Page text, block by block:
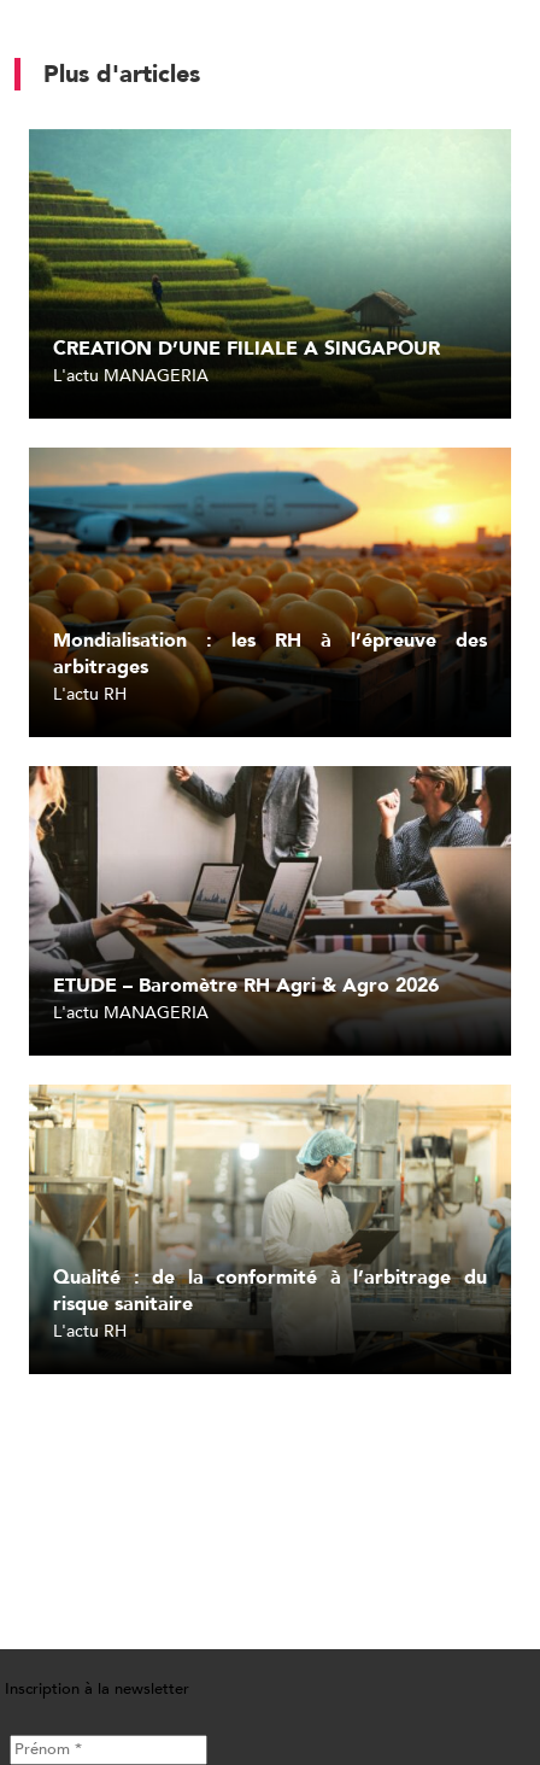
Plus d'articles
L'actu MANAGERIA
CREATION D’UNE FILIALE A SINGAPOUR
L'actu RH
Mondialisation : les RH à l’épreuve des
arbitrages
L'actu MANAGERIA
ETUDE – Baromètre RH Agri & Agro 2026
Lire l'article
L'actu RH
Qualité : de la conformité à l’arbitrage du
risque sanitaire
Inscription à la newsletter